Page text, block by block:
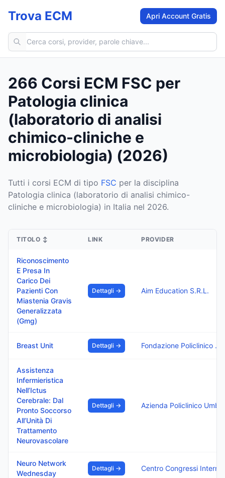
Trova ECM Apri Account Gratis
Cerca corsi ECM
266 Corsi ECM FSC per
Patologia clinica
(laboratorio di analisi
chimico-cliniche e
microbiologia) (2026)
Tutti i corsi ECM di tipo FSC per la disciplina
Patologia clinica (laboratorio di analisi chimico-
cliniche e microbiologia) in Italia nel 2026.
TITOLO ↕ LINK PROVIDER
Riconoscimento
E Presa In
Carico Dei
Pazienti Con
Miastenia Gravis
Generalizzata
(Gmg)
Dettagli → Aim Education S.R.L.
Breast Unit Dettagli → Fondazione Policlinico Di Monza
Assistenza
Infermieristica
Nell’Ictus
Cerebrale: Dal
Pronto Soccorso
All’Unità Di
Trattamento
Neurovascolare
Dettagli →
Neuro Network
Wednesday
Dettagli →